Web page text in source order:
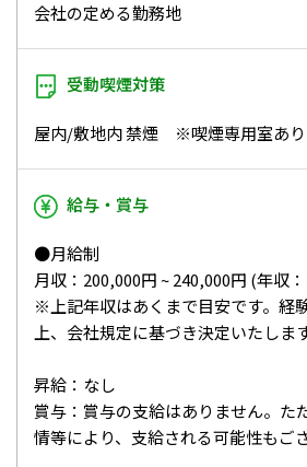
会社の定める勤務地
受動喫煙対策
屋内/敷地内 禁煙 ※喫煙専用室あり
給与・賞与
●月給制
月収：200,000円 ~ 240,000円 (年収
※上記年収はあくまで目安です。経
上、会社規定に基づき決定いたします
昇給：なし
賞与：賞与の支給はありません。た
情等により、支給される可能性もご